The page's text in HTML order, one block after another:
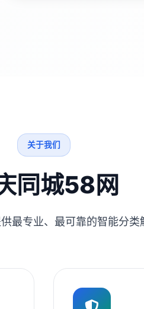
关于我们
同城58网
最专业、最可靠的智能分类